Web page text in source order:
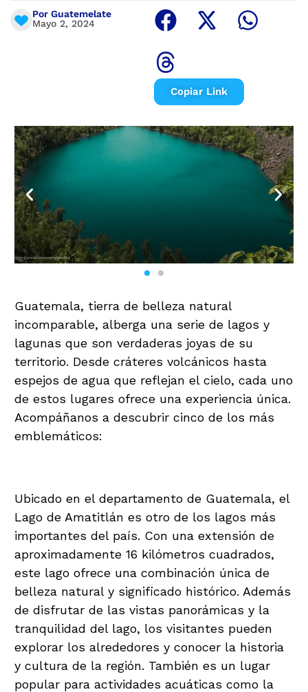
Por Guatemelate
Mayo 2, 2024
Copiar Link
Guatemala, tierra de belleza natural
incomparable, alberga una serie de lagos y
lagunas que son verdaderas joyas de su
territorio. Desde cráteres volcánicos hasta
espejos de agua que reflejan el cielo, cada uno
de estos lugares ofrece una experiencia única.
Acompáñanos a descubrir cinco de los más
emblemáticos:
Ubicado en el departamento de Guatemala, el
Lago de Amatitlán es otro de los lagos más
importantes del país. Con una extensión de
aproximadamente 16 kilómetros cuadrados,
este lago ofrece una combinación única de
belleza natural y significado histórico. Además
de disfrutar de las vistas panorámicas y la
tranquilidad del lago, los visitantes pueden
explorar los alrededores y conocer la historia
y cultura de la región. También es un lugar
popular para actividades acuáticas como la